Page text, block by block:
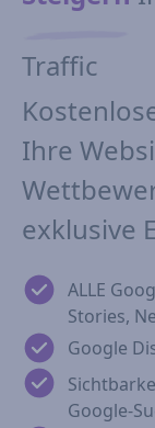
Traffic
Ihre
exklusive
ALLE
Stories,
Google
Google-